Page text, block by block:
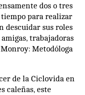
dos o tres
para realizar
descuidar sus roles
trabajadoras
Metodóloga
de la Ciclovida en
caleñas, este